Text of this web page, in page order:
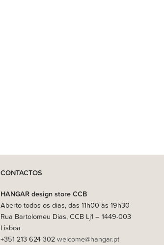
CONTACTOS
HANGAR design store CCB
Aberto todos os dias, das 11h00 às 19h30
Rua Bartolomeu Dias, CCB Lj1 – 1449-003
Lisboa
+351 213 624 302welcome@hangar.pt